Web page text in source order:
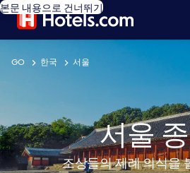
본문 내용으로 건너뛰기
GO 한국 서울
서울
조상들의 제례 의식을